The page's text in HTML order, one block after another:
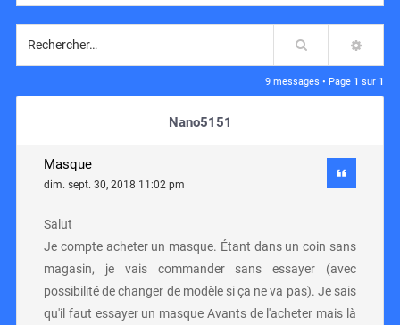
Rechercher
9 messages • Page 1 sur 1
Nano5151
Masque
dim. sept. 30, 2018 11:02 pm
Salut
Je compte acheter un masque. Étant dans un coin sans
magasin, je vais commander sans essayer (avec
possibilité de changer de modèle si ça ne va pas). Je sais
qu'il faut essayer un masque Avants de l'acheter mais là